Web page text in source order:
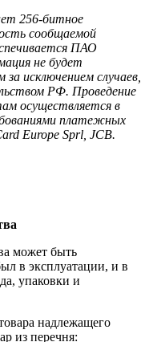
256-битное
сообщаемой
ПАО
не будет
исключением случаев,
РФ. Проведение
осуществляется в
платежных
Europe Sprl, JCB.
может быть
в эксплуатации, и в
упаковки и
надлежащего
из перечня: